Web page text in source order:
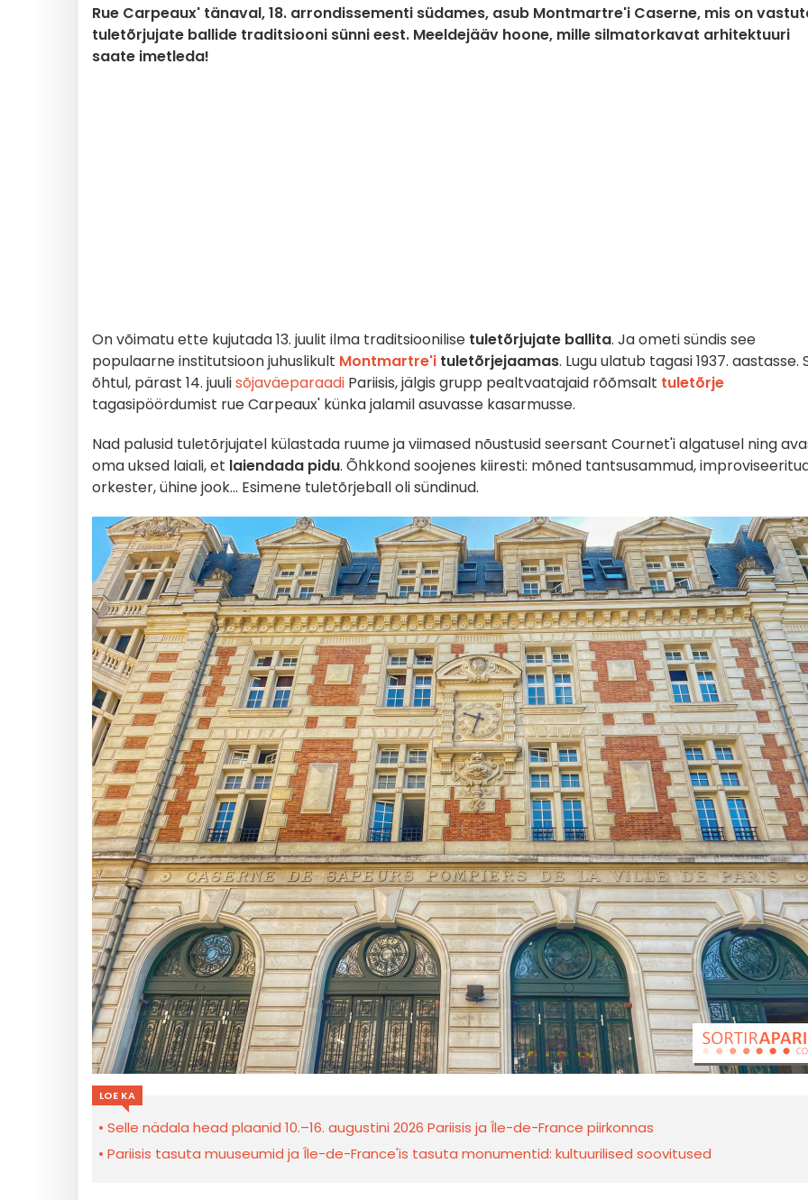
Rue Carpeaux' tänaval, 18. arrondissementi südames, asub Montmartre'i Caserne, mis on
tuletõrjujate ballide traditsiooni sünni eest. Meeldejääv hoone, mille silmatorkavat arhitektuuri
saate imetleda!
On võimatu ette kujutada 13. juulit ilma traditsioonilise tuletõrjujate ballita. Ja ometi sündis see
populaarne institutsioon juhuslikult Montmartre'i tuletõrjejaamas. Lugu ulatub tagasi 1937. aastasse.
õhtul, pärast 14. juulisõjaväeparaadi Pariisis, jälgis grupp pealtvaatajaid rõõmsalt tuletõrje
tagasipöördumist rue Carpeaux' künka jalamil asuvasse kasarmusse.
Nad palusid tuletõrjujatel külastada ruume ja viimased nõustusid seersant Cournet'i algatusel ning
oma uksed laiali, et laiendada pidu. Õhkkond soojenes kiiresti: mõned tantsusammud,
orkester, ühine jook... Esimene tuletõrjeball oli sündinud.
LOE KA
Selle nädala head plaanid 10.–16. augustini 2026 Pariisis ja Île-de-France piirkonnas
Pariisis tasuta muuseumid ja Île-de-France'is tasuta monumentid: kultuurilised soovitused